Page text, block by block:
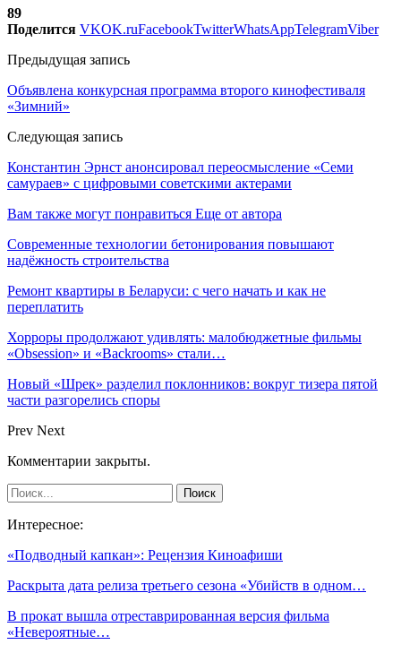
89
Поделится VKOK.ruFacebookTwitterWhatsAppTelegramViber
Предыдущая запись
Объявлена конкурсная программа второго кинофестиваля
«Зимний»
Следующая запись
Константин Эрнст анонсировал переосмысление «Семи
самураев» с цифровыми советскими актерами
Вам также могут понравиться Еще от автора
Современные технологии бетонирования повышают
надёжность строительства
Ремонт квартиры в Беларуси: с чего начать и как не
переплатить
Хорроры продолжают удивлять: малобюджетные фильмы
«Obsession» и «Backrooms» стали…
Новый «Шрек» разделил поклонников: вокруг тизера пятой
части разгорелись споры
Prev Next
Комментарии закрыты.
Интересное:
«Подводный капкан»: Рецензия Киноафиши
Раскрыта дата релиза третьего сезона «Убийств в одном…
В прокат вышла отреставрированная версия фильма
«Невероятные…